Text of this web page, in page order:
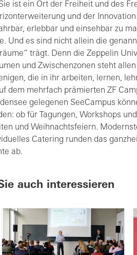
ist ein Ort der Freiheit und des
und der
erlebbar und einsehbar zu
Und es sind nicht allein die
trägt. Denn die Zeppelin
und Zwischenzonen steht allen
die in ihr arbeiten, lernen,
dem mehrfach prämierten ZF
gelegenen SeeCampus
ob für Tagungen, Workshops und
und Weihnachtsfeiern.
Catering runden das
ab.
auch interessieren